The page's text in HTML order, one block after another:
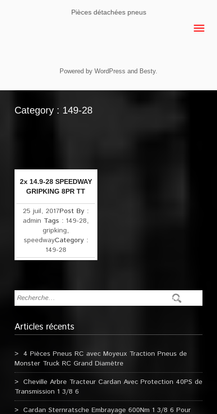
Pièces détachées pneus
Powered by WordPress and Besty.
Category : 149-28
2x 14.9-28 SPEEDWAY
GRIPKING 8PR TT
25 juil, 2017Post By :
admin Tags : 149-28,
gripking,
speedwayCategory :
149-28
Articles récents
4 Pièces Pneus RC avec Moyeux Traction Pneus de
Monster Truck RC Grand Diamètre
Cheville Arbre Tracteur Cardan Avec Protection 40PS de
Transmission 1 3/8 6
Cardan Sternratsche Embrayage 600Nm 1 3/8 6 Pour